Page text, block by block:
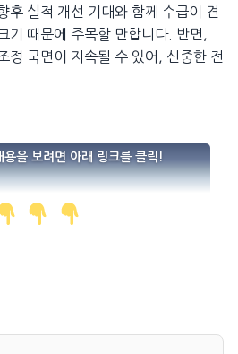
후 실적 개선 기대와 함께 수급이 견
기 때문에 주목할 만합니다. 반면,
정 국면이 지속될 수 있어, 신중한 전
용을 보려면 아래 링크를 클릭!